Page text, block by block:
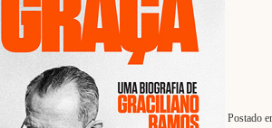
Postado